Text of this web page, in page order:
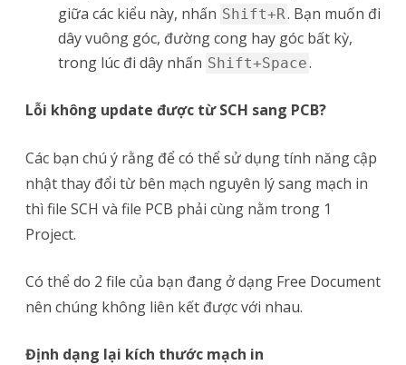
giữa các kiểu này, nhấn Shift+R. Bạn muốn đi
dây vuông góc, đường cong hay góc bất kỳ,
trong lúc đi dây nhấn Shift+Space.
Lỗi không update được từ SCH sang PCB?
Các bạn chú ý rằng để có thể sử dụng tính năng cập
nhật thay đổi từ bên mạch nguyên lý sang mạch in
thì file SCH và file PCB phải cùng nằm trong 1
Project.
Có thể do 2 file của bạn đang ở dạng Free Document
nên chúng không liên kết được với nhau.
Định dạng lại kích thước mạch in